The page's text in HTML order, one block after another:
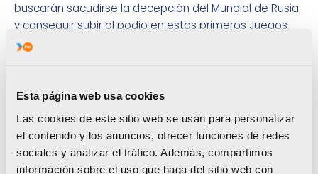
Esta página web usa cookies
Las cookies de este sitio web se usan para personalizar
el contenido y los anuncios, ofrecer funciones de redes
sociales y analizar el tráfico. Además, compartimos
información sobre el uso que haga del sitio web con
buscarán sacudirse la decepción del Mundial de Rusia
y conseguir subir al podio en estos primeros Juegos
Europeos, una cita que motiva mucho a ambos.
decepción en el Europeo, donde no pudo clasificarse
para ninguna final, intentará reivindicarse de nuevo.
4. Triatlón: Tamara Gómez es la embajadora de esta
modalidad deportiva en Bakú. Viaja con el objetivo de